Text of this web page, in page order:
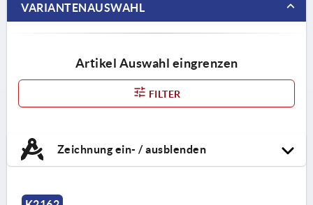
VARIANTENAUSWAHL
Artikel Auswahl eingrenzen
FILTER
Zeichnung ein- / ausblenden